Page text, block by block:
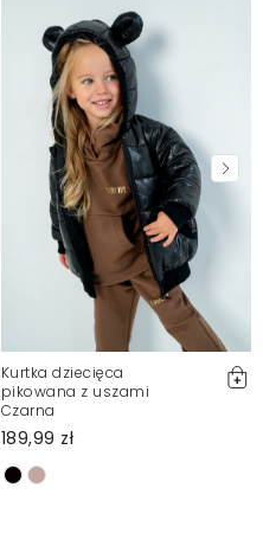
Kurtka dziecięca
pikowana z uszami
Czarna
189,99 zł